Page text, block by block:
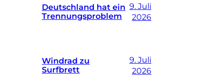
Deutschland hat ein
Trennungsproblem
9. Juli
2026
Windrad zu
Surfbrett
9. Juli
2026